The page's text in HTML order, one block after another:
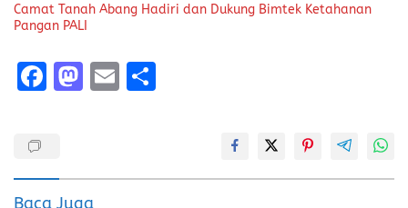
Camat Tanah Abang Hadiri dan Dukung Bimtek Ketahanan
Pangan PALI
F
o
M
d
E
Baca Juga